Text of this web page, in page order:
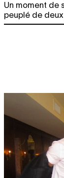
Un moment de
peuplé de